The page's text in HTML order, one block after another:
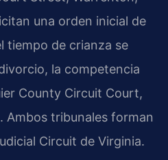
una orden inicial de
tiempo de crianza se
la competencia
County Circuit Court,
Ambos tribunales forman
Circuit de Virginia.